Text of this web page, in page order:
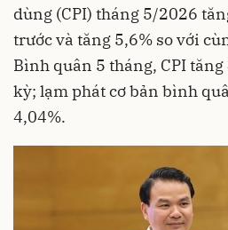
dùng (CPI) tháng 5/2026
trước và tăng 5,6% so với
Bình quân 5 tháng, CPI
kỳ; lạm phát cơ bản bình
4,04%.